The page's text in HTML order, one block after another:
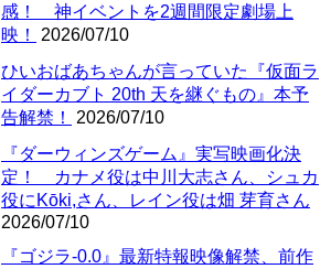
感！ 神イベントを2週間限定劇場上
映！
2026/07/10
ひいおばあちゃんが言っていた『仮面ラ
イダーカブト 20th 天を継ぐもの』本予
告解禁！
2026/07/10
『ダーウィンズゲーム』実写映画化決
定！ カナメ役は中川大志さん、シュカ
役にKōki,さん、レイン役は畑 芽育さん
2026/07/10
『ゴジラ-0.0』最新特報映像解禁、前作